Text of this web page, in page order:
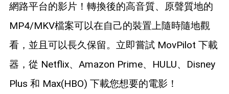
網路平台的影片！轉換後的高音質、原聲質地的
MP4/MKV檔案可以在自己的裝置上隨時隨地觀
看，並且可以長久保留。立即嘗試 MovPilot 下載
器，從 Netflix、Amazon Prime、HULU、Disney
Plus 和 Max(HBO) 下載您想要的電影！